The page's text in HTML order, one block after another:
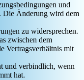
und
Die Änderung wird dem
zu widersprechen.
zwischen dem
Vertragsverhältnis mit
und verbindlich, wenn
hat.